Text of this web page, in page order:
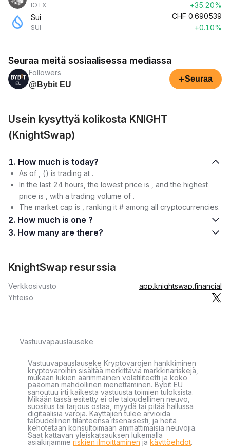
IOTX
+35.20%
Sui
SUI
CHF 0.690539
+0.10%
Seuraa meitä sosiaalisessa mediassa
Followers
@Bybit EU
+Seuraa
Usein kysyttyä kolikosta KNIGHT
(KnightSwap)
1. How much is today?
As of , () is trading at .
In the last 24 hours, the lowest price is , and the highest
price is , with a trading volume of .
The market cap is , ranking it # among all cryptocurrencies.
2. How much is one ?
3. How many are there?
KnightSwap resurssia
Verkkosivusto
app.knightswap.financial
Yhteisö
Vastuuvapauslauseke
Vastuuvapauslauseke Kryptovarojen hankkiminen
kryptovaroihin sisältää merkittäviä markkinariskejä,
mukaan lukien äärimmäinen volatiliteetti ja koko
pääoman mahdollinen menettäminen. Bybit EU
sanoutuu irti kaikesta vastuusta toimien tuloksista.
Mikään tässä esitetty ei ole taloudellinen neuvo,
suositus tai tarjous ostaa, myydä tai pitää hallussa
digitaalisia varoja. Käyttäjien tulee arvioida
taloudellinen tilanteensa itsenäisesti, ja heitä
kehotetaan konsultoimaan ammattimaisia neuvojia.
Saat kattavan yleiskatsauksen lukemalla
asiakirjamme riskien ilmoittaminen ja käyttöehdot.